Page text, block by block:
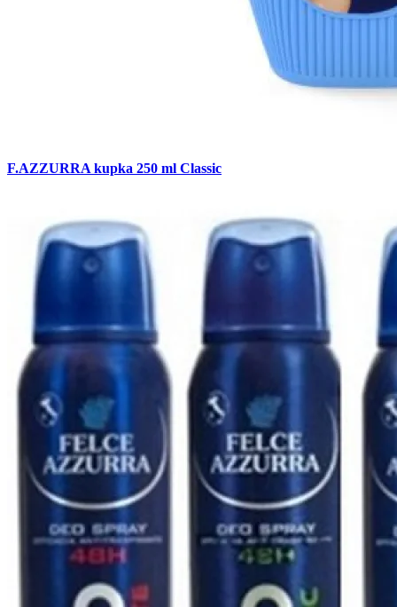
F.AZZURRA kupka 250 ml Classic